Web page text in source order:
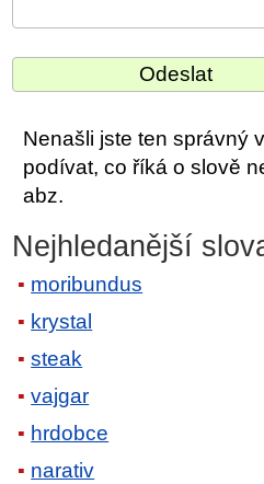
Nenašli jste ten správný
podívat, co říká o slově
abz.
Nejhledanější
moribundus
krystal
steak
vajgar
hrdobce
narativ